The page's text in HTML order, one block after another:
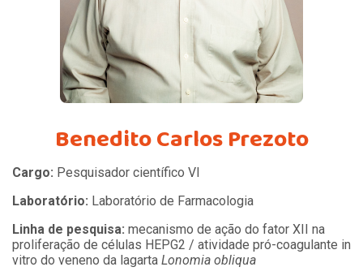
Benedito Carlos Prezoto
Cargo: Pesquisador científico VI
Laboratório: Laboratório de Farmacologia
Linha de pesquisa: mecanismo de ação do fator XII na
proliferação de células HEPG2 / atividade pró-coagulante in
vitro do veneno da lagarta Lonomia obliqua